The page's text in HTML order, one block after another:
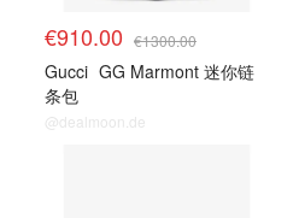
€910.00 €1300.00
Gucci GG Marmont 迷你链
条包
@dealmoon.de